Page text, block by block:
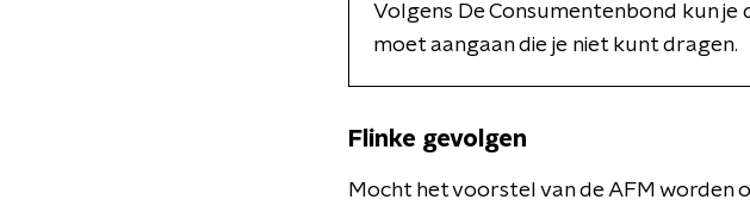
Volgens De Consumentenbond kun
moet aangaan die je niet kunt dragen.
Flinke gevolgen
Mocht het voorstel van de AFM worden